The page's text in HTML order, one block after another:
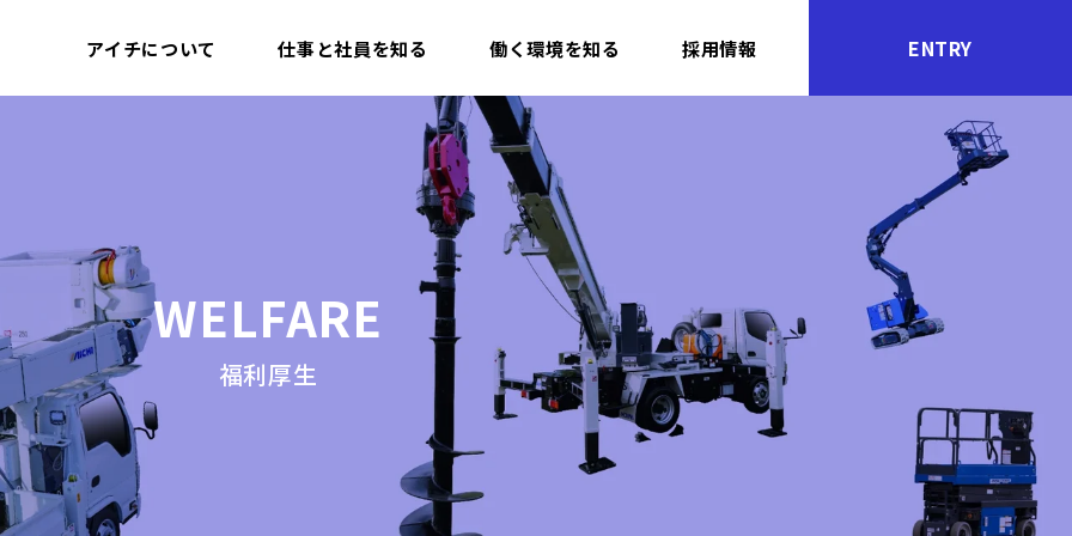
アイチについて 仕事と社員を知る 働く環境を知る 採用情報 ENTRY
WELFARE
福利厚生